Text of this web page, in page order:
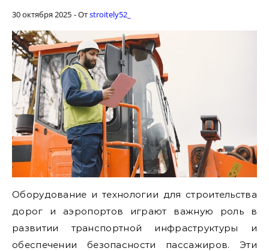
30 октября 2025 - Отstroitely52_
Оборудование и технологии для строительства
дорог и аэропортов играют важную роль в
развитии транспортной инфраструктуры и
обеспечении безопасности пассажиров. Эти